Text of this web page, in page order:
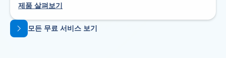
제품 살펴보기
탭으로 돌아가기
모든 무료 서비스 보기